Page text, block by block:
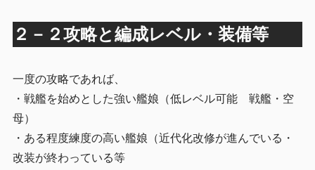
２－２攻略と編成レベル・装備等
一度の攻略であれば、
・戦艦を始めとした強い艦娘（低レベル可能 戦艦・空
母）
・ある程度練度の高い艦娘（近代化改修が進んでいる・
改装が終わっている等